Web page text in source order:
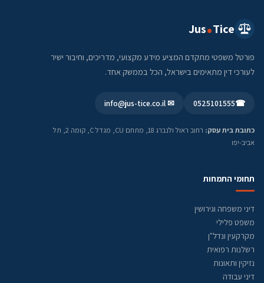
Jus Tice
פורטל משפטי מתקדם המציע מידע מקצועי, מדריכים, וחיבור ישיר
לעורכי דין מתאימים בישראל, הכל בממשק אחד.
☎
0525101555
✉ info@jus-tice.co.il
כתובת בית עסק:
רחוב ראול ולנברג 18, מתחם CU, מגדל C, קומה 2, תל
אביב-יפו
תחומי התמחות
דיני משפחה וגירושין
משפט פלילי
מקרקעין ונדל"ן
רשלנות רפואית
נזיקין ותאונות
דיני עבודה